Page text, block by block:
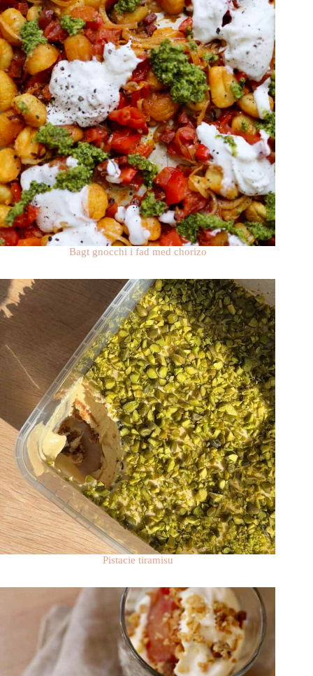
Bagt gnocchi i fad med chorizo
Pistacie tiramisu